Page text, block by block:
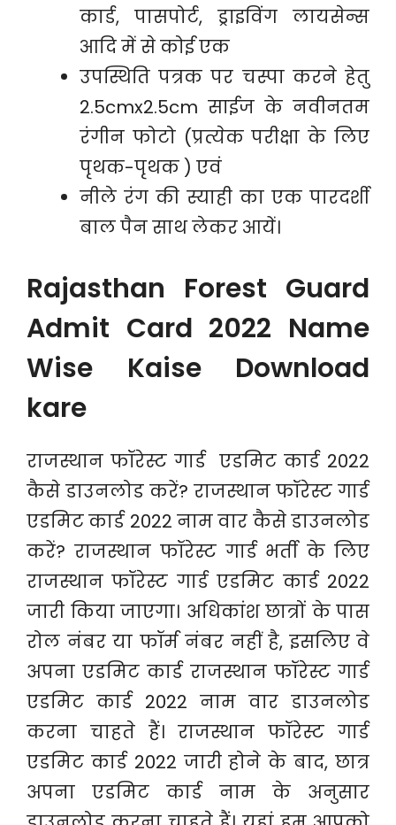
कार्ड, पासपोर्ट, ड्राइविंग लायसेन्स
आदि में से कोई एक
उपस्थिति पत्रक पर चस्पा करने हेतु
2.5cmx2.5cm साईज के नवीनतम
रंगीन फोटो (प्रत्येक परीक्षा के लिए
पृथक-पृथक ) एवं
नीले रंग की स्याही का एक पारदर्शी
बाल पैन साथ लेकर आयें।
Rajasthan Forest Guard
Admit Card 2022 Name
Wise Kaise Download
kare
राजस्थान फॉरेस्ट गार्ड एडमिट कार्ड 2022
कैसे डाउनलोड करें? राजस्थान फॉरेस्ट गार्ड
एडमिट कार्ड 2022 नाम वार कैसे डाउनलोड
करें? राजस्थान फॉरेस्ट गार्ड भर्ती के लिए
राजस्थान फॉरेस्ट गार्ड एडमिट कार्ड 2022
जारी किया जाएगा। अधिकांश छात्रों के पास
रोल नंबर या फॉर्म नंबर नहीं है, इसलिए वे
अपना एडमिट कार्ड राजस्थान फॉरेस्ट गार्ड
एडमिट कार्ड 2022 नाम वार डाउनलोड
करना चाहते हैं। राजस्थान फॉरेस्ट गार्ड
एडमिट कार्ड 2022 जारी होने के बाद, छात्र
अपना एडमिट कार्ड नाम के अनुसार